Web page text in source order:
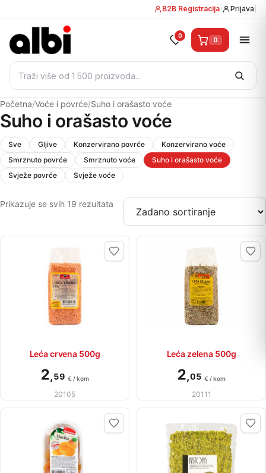
B2B Registracija Prijava
Pretraži:
0 0
Početna/Voće i povrće/Suho i orašasto voće
Suho i orašasto voće
Sve Gljive Konzervirano povrće
Konzervirano voće
Smrznuto povrće
Smrznuto voće
Suho i orašasto voće
Svježe povrće
Svježe voće
Prikazuje se svih 19 rezultata
Leća crvena 500g
2,59 € / kom
20105
Leća zelena 500g
2,05 € / kom
20111